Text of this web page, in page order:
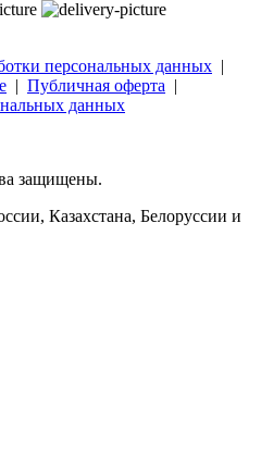
персональных данных |
| Публичная оферта |
данных
защищены.
Казахстана, Белоруссии и